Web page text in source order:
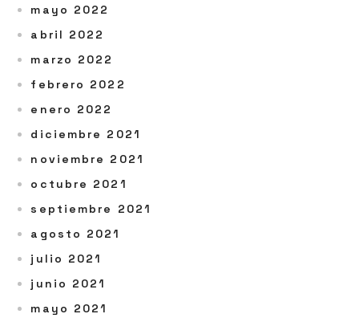
mayo 2022
abril 2022
marzo 2022
febrero 2022
enero 2022
diciembre 2021
noviembre 2021
octubre 2021
septiembre 2021
agosto 2021
julio 2021
junio 2021
mayo 2021